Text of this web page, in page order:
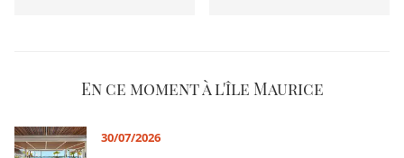
En ce moment à l'île Maurice
30/07/2026